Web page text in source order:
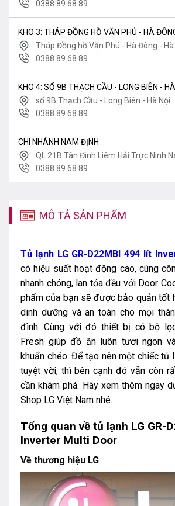
0388.89.68.89
KHO 3: THÁP ĐỒNG HỒ VĂN PHÚ - HÀ
Tháp Đồng hồ Văn Phú - Hà Đông - Hà
0388.89.68.89
KHO 4: SỐ 9B THẠCH CẦU - LONG BIÊN - HÀ
số 9B Thạch Cầu - Long Biên - Hà Nội
0388.89.68.89
CHI NHÁNH NAM ĐỊNH
QL 21B Tân Đình Liêm Hải Trực Ninh
0388.89.68.89
MÔ TẢ SẢN PHẨM
Tủ lạnh LG GR-D22MBI 494 lít
có hiệu suất hoạt động cao, cùng
nhanh chóng, lan tỏa đều với Door
phẩm của bạn sẽ được bảo quản tốt
dinh dưỡng và an toàn cho mọi
đình. Cùng với đó thiết bị có bộ
Fresh giúp đồ ăn luôn tươi ngon
khuẩn chéo. Để tạo nên một chiếc tủ
tuyệt vời, thì bên cạnh đó vẫn còn
cần khám phá. Hãy xem thêm ngay
Shop LG Việt Nam nhé.
Tổng quan về tủ lạnh LG GR-
Inverter Multi Door
Về thương hiệu LG